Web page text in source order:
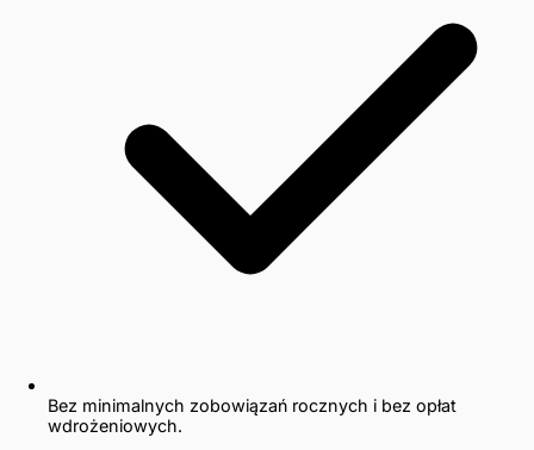
Bez minimalnych zobowiązań rocznych i bez opłat
wdrożeniowych.